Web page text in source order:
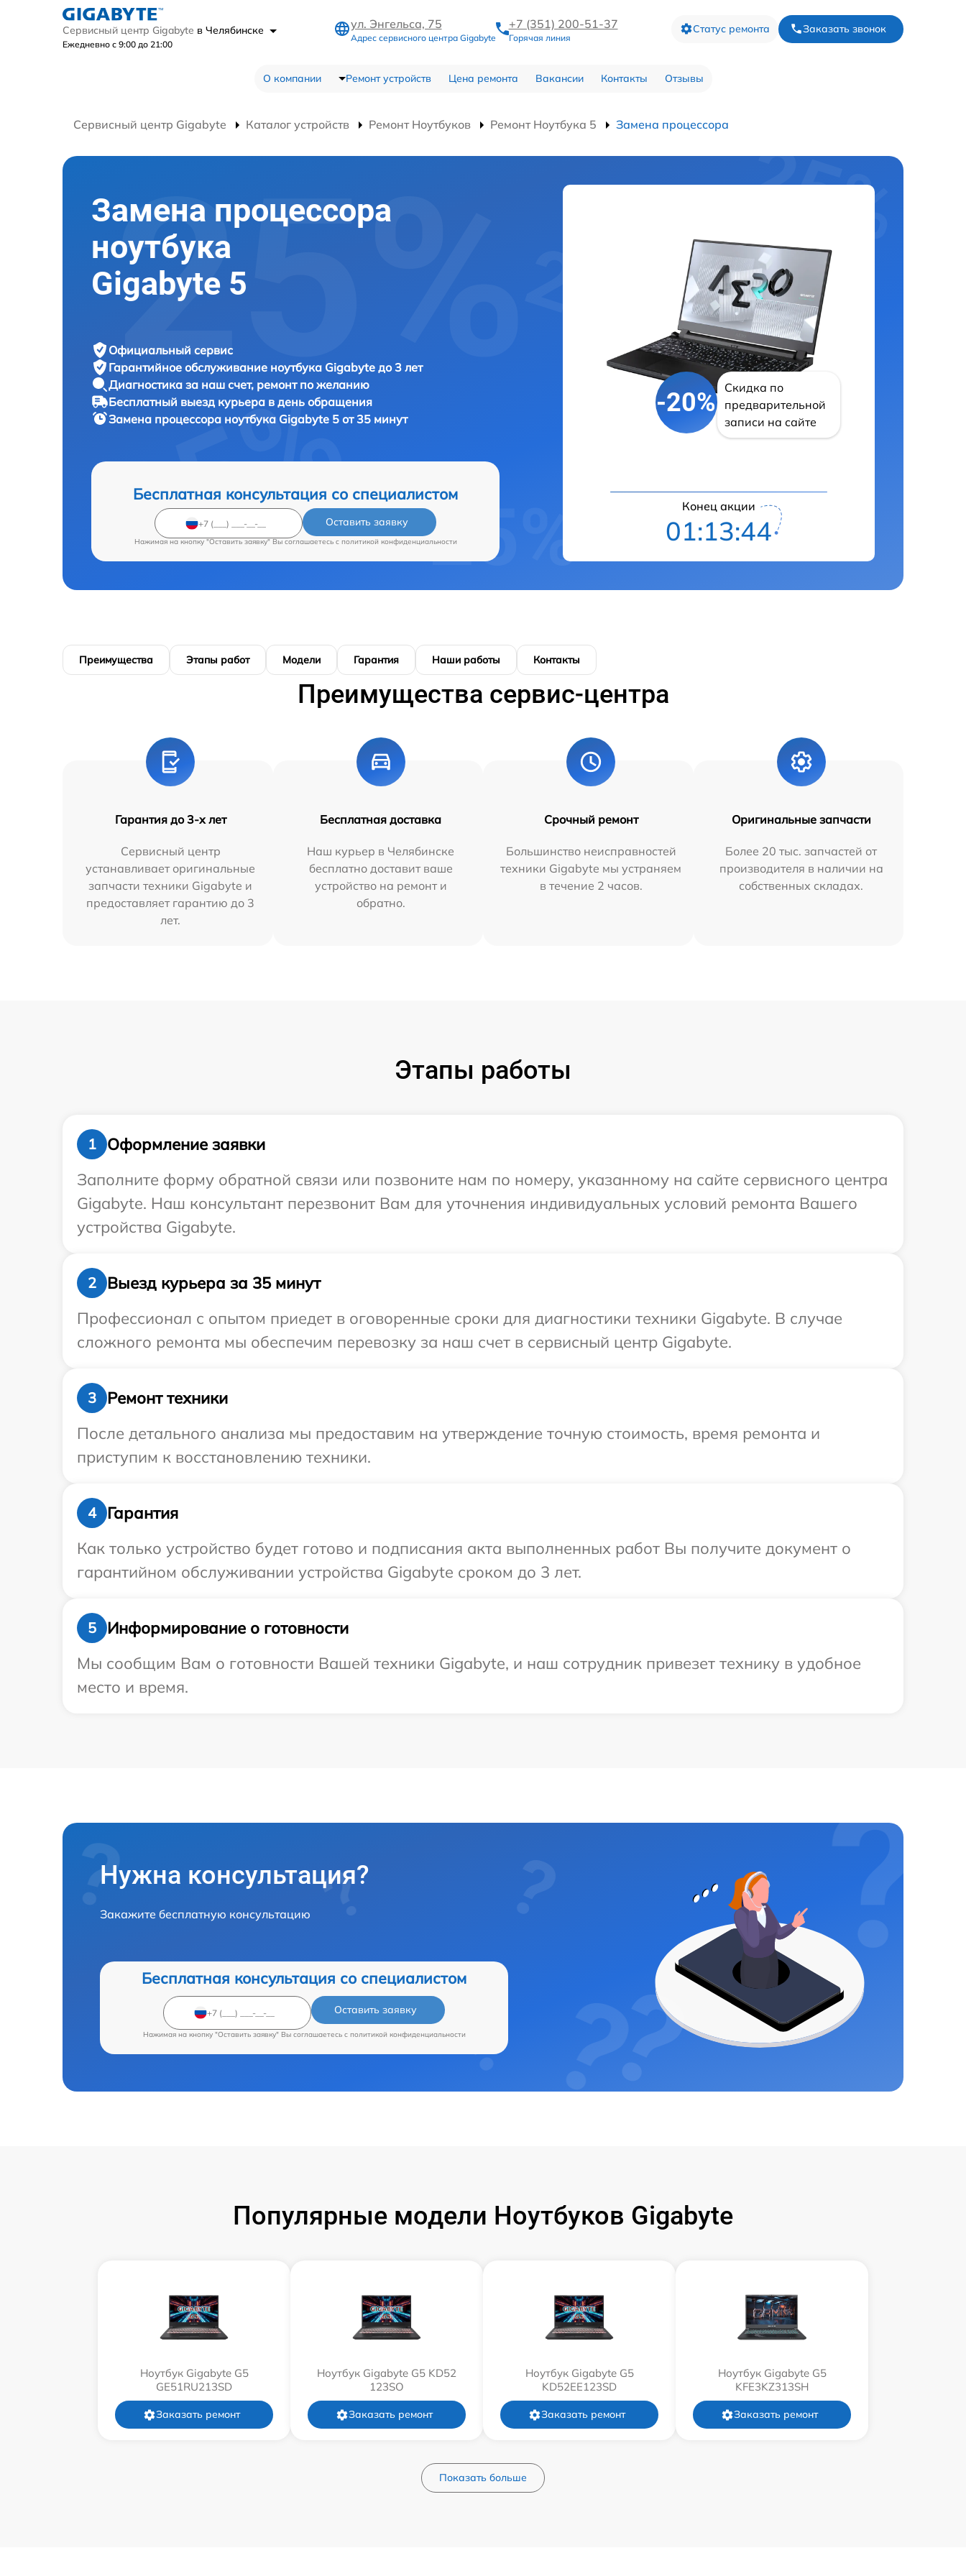
Сервисный центр Gigabyte в Челябинске
Ежедневно с 9:00 до 21:00
ул. Энгельса, 75
Адрес сервисного центра Gigabyte
+7 (351) 200-51-37
Горячая линия
Статус ремонта Заказать звонок
О компании Ремонт устройств Цена ремонта Вакансии Контакты Отзывы
Сервисный центр Gigabyte Каталог устройств Ремонт Ноутбуков Ремонт Ноутбука 5 Замена процессора
Замена процессора
ноутбука
Gigabyte 5
Официальный сервис
Гарантийное обслуживание ноутбука Gigabyte до 3 лет
Диагностика за наш счет, ремонт по желанию
Бесплатный выезд курьера в день обращения
Замена процессора ноутбука Gigabyte 5 от 35 минут
Бесплатная консультация со специалистом
Оставить заявку
Нажимая на кнопку "Оставить заявку" Вы соглашаетесь c политикой конфиденциальности
-20%
Скидка по
предварительной
записи на сайте
Конец акции
01:13:43
Преимущества Этапы работ Модели Гарантия Наши работы Контакты
Преимущества сервис-центра
Гарантия до 3-х лет
Сервисный центр
устанавливает оригинальные
запчасти техники Gigabyte и
предоставляет гарантию до 3
лет.
Бесплатная доставка
Наш курьер в Челябинске
бесплатно доставит ваше
устройство на ремонт и
обратно.
Срочный ремонт
Большинство неисправностей
техники Gigabyte мы устраняем
в течение 2 часов.
Оригинальные запчасти
Более 20 тыс. запчастей от
производителя в наличии на
собственных складах.
Этапы работы
1
Оформление заявки
Заполните форму обратной связи или позвоните нам по номеру, указанному на сайте сервисного центра
Gigabyte. Наш консультант перезвонит Вам для уточнения индивидуальных условий ремонта Вашего
устройства Gigabyte.
2
Выезд курьера за 35 минут
Профессионал с опытом приедет в оговоренные сроки для диагностики техники Gigabyte. В случае
сложного ремонта мы обеспечим перевозку за наш счет в сервисный центр Gigabyte.
3
Ремонт техники
После детального анализа мы предоставим на утверждение точную стоимость, время ремонта и
приступим к восстановлению техники.
4
Гарантия
Как только устройство будет готово и подписания акта выполненных работ Вы получите документ о
гарантийном обслуживании устройства Gigabyte сроком до 3 лет.
5
Информирование о готовности
Мы сообщим Вам о готовности Вашей техники Gigabyte, и наш сотрудник привезет технику в удобное
место и время.
Нужна консультация?
Закажите бесплатную консультацию
Бесплатная консультация со специалистом
Оставить заявку
Нажимая на кнопку "Оставить заявку" Вы соглашаетесь c политикой конфиденциальности
Популярные модели Ноутбуков Gigabyte
Ноутбук Gigabyte G5
GE51RU213SD
Заказать ремонт
Ноутбук Gigabyte G5 KD52
123SO
Заказать ремонт
Ноутбук Gigabyte G5
KD52EE123SD
Заказать ремонт
Ноутбук Gigabyte G5
KFE3KZ313SH
Заказать ремонт
Показать больше